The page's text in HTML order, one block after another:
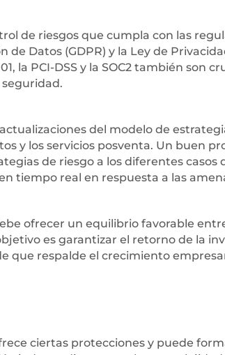
de riesgos que cumpla con las
Datos (GDPR) y la Ley de
la PCI-DSS y la SOC2 también son
del modelo de
y los servicios posventa. Un buen
de riesgo a los diferentes casos
tiempo real en respuesta a las
ofrecer un equilibrio favorable
es garantizar el retorno de la
que respalde el crecimiento
ciertas protecciones y puede